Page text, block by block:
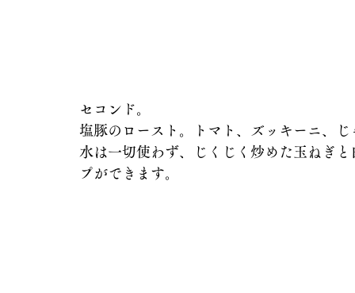
セコンド。
塩豚のロースト。トマト、ズッキーニ、
水は一切使わず、じくじく炒めた玉ねぎ
プができます。